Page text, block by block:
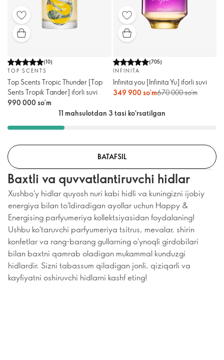
(10)
TOP SCENTS
Top Scents Tropic Thunder [Top
Sents Tropik Tander] iforli suvi
990 000 so’m
(705)
INFINITA
Infinita you [Infinita Yu] iforli suvi
349 900 so’m670 000 so’m
11 mahsulotdan 3 tasi ko'rsatilgan
BATAFSIL
Baxtli va quvvatlantiruvchi hidlar
Xushbo'y hidlar quyosh nuri kabi hidli va kuningizni ijobiy
energiya bilan to'ldiradigan ayollar uchun Happy &
Energising parfyumeriya kollektsiyasidan foydalaning!
Ushbu ko'taruvchi parfyumeriya tsitrus, mevalar, shirin
konfetlar va rang-barang gullarning o'ynoqli girdobilari
bilan baxtni qamrab oladigan mukammal kunduzgi
hidlardir. Sizni tabassum qiladigan jonli, qiziqarli va
kayfiyatni oshiruvchi hidlarni kashf eting!